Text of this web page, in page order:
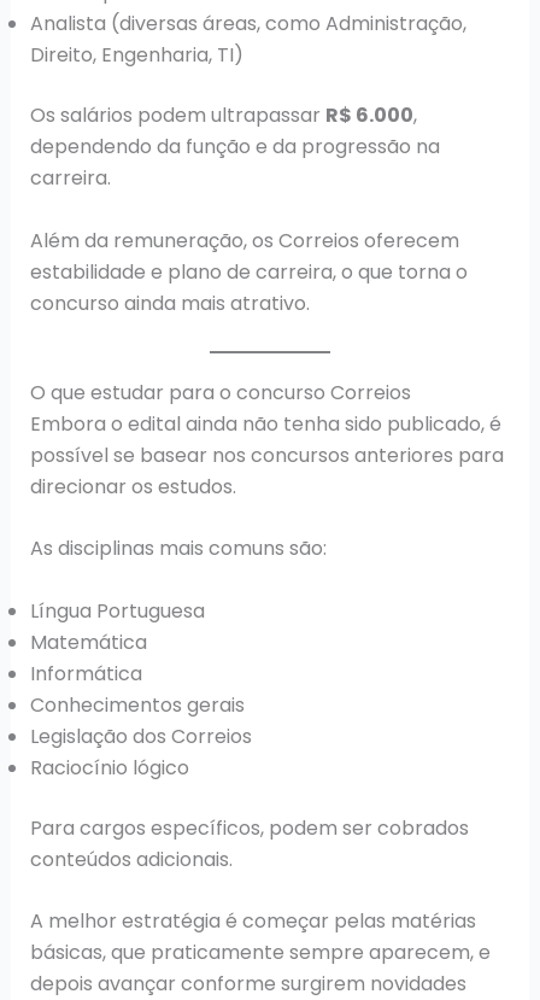
Analista (diversas áreas, como Administração,
Direito, Engenharia, TI)
Os salários podem ultrapassar R$ 6.000,
dependendo da função e da progressão na
carreira.
Além da remuneração, os Correios oferecem
estabilidade e plano de carreira, o que torna o
concurso ainda mais atrativo.
O que estudar para o concurso Correios
Embora o edital ainda não tenha sido publicado, é
possível se basear nos concursos anteriores para
direcionar os estudos.
As disciplinas mais comuns são:
Língua Portuguesa
Matemática
Informática
Conhecimentos gerais
Legislação dos Correios
Raciocínio lógico
Para cargos específicos, podem ser cobrados
conteúdos adicionais.
A melhor estratégia é começar pelas matérias
básicas, que praticamente sempre aparecem, e
depois avançar conforme surgirem novidades